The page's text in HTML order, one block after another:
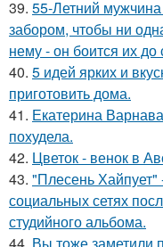
39. 55-Летний
забором, чтобы ни
нему - он боится их до
40. 5 идей ярких и
приготовить дома.
41. Екатерина
похудела.
42. Цветок - венок в
43. "Плесень Хайпует"
социальных сетях
студийного альбома.